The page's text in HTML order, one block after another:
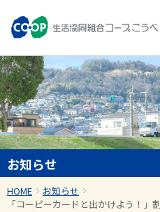
お知らせ
HOME
お知らせ
「コーピーカードと出かけよう！」